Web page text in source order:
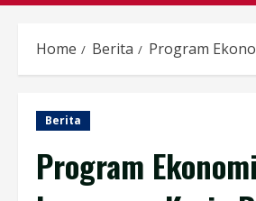
Home Berita Program
Berita
Program